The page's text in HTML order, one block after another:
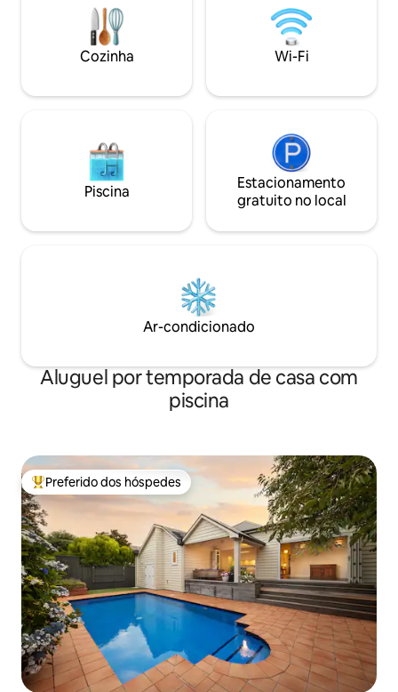
Aquecimento e ar-condicionado em
todos os cômodos -Lavadora/secadora -
Um estacionamento fora da rua -
Carregador universal para veículos
Hut a 100 metros
descontraída da
uma curta
que é preenchida
Cozinha Wi-Fi
Piscina
Estacionamento
gratuito no local
Ar-condicionado
Aluguel por temporada de casa com
piscina
Entre os melhores preferidos dos hóspedes
Preferido dos hóspedes